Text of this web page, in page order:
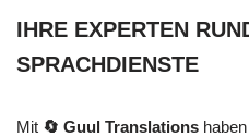
IHRE EXPERTEN
SPRACHDIENSTE
Mit 🔄 Guul Translations